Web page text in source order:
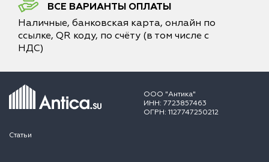
ВСЕ ВАРИАНТЫ ОПЛАТЫ
Наличные, банковская карта, онлайн по
ссылке, QR коду, по счёту (в том числе с
НДС)
ООО "Антика"
ИНН: 7723857463
ОГРН: 1127747250212
Статьи